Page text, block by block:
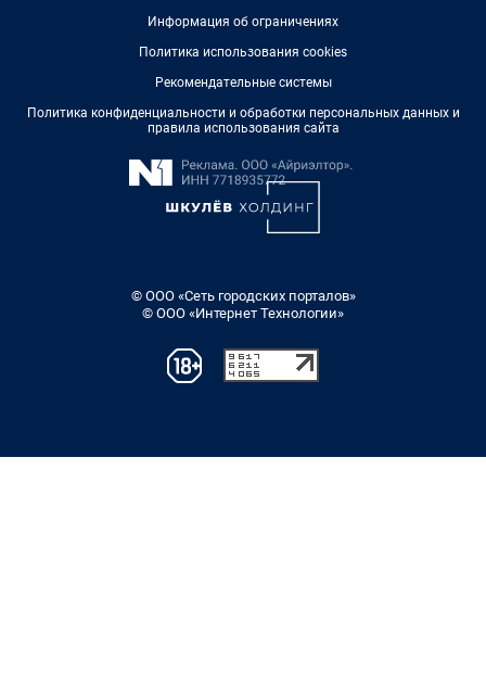
Информация об ограничениях
Политика использования cookies
Рекомендательные системы
Политика конфиденциальности и обработки персональных данных и
правила использования сайта
© ООО «Сеть городских порталов»
© ООО «Интернет Технологии»